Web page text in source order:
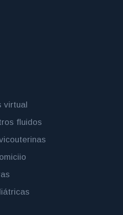
virtual
fluidos